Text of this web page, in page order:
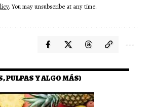
. You may unsubscribe at any time.
PULPAS Y ALGO MÁS)